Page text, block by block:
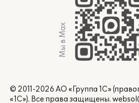
Мы в Max
© 2011-2026 АО «Группа 1С»
«1С»). Все права защищены.